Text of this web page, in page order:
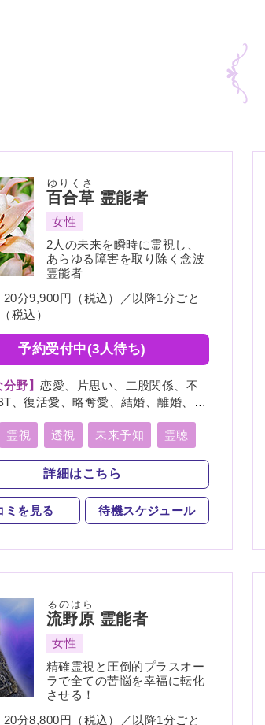
百合草
ゆりくさ
霊能者
女性
2人の未来を瞬時に霊視し、
あらゆる障害を取り除く念波
霊能者
20分9,900円（税込）／以降1分ごと
税込）
予約受付中(3人待ち)
分野】恋愛、片思い、二股関係、不
、復活愛、略奪愛、結婚、離婚、夫
人生相談、出会い、相性、経営、転
、進路、未来、介護、健康、金運、
し、開運、故人、教育、過去、浮
、運勢、心霊相談、心霊写真
霊視 透視 未来予知 霊聴
言霊 守護霊
降霊 縁結び 祈願
チャネリング
詳細はこちら
ミを見る 待機スケジュール
流野原
るのはら
霊能者
女性
精確霊視と圧倒的プラスオー
ラで全ての苦悩を幸福に転化
させる！
20分8,800円（税込）／以降1分ごと